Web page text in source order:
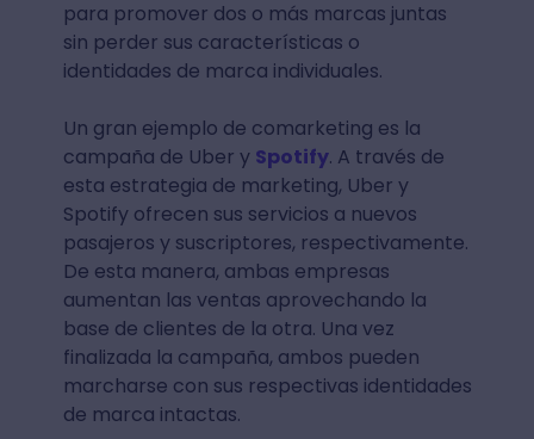
para promover dos o más marcas juntas
sin perder sus características o
identidades de marca individuales.
Un gran ejemplo de comarketing es la
campaña de Uber y Spotify. A través de
esta estrategia de marketing, Uber y
Spotify ofrecen sus servicios a nuevos
pasajeros y suscriptores, respectivamente.
De esta manera, ambas empresas
aumentan las ventas aprovechando la
base de clientes de la otra. Una vez
finalizada la campaña, ambos pueden
marcharse con sus respectivas identidades
de marca intactas.